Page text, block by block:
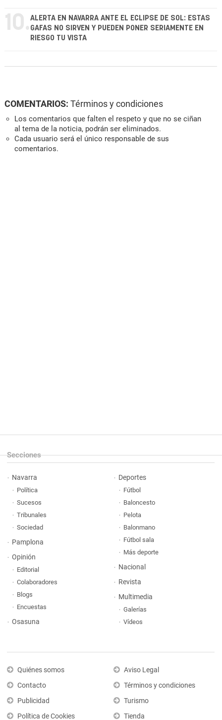
10.ALERTA EN NAVARRA ANTE EL ECLIPSE DE SOL: ESTAS
GAFAS NO SIRVEN Y PUEDEN PONER SERIAMENTE EN
RIESGO TU VISTA
COMENTARIOS: Términos y condiciones
Los comentarios que falten el respeto y que no se ciñan
al tema de la noticia, podrán ser eliminados.
Cada usuario será el único responsable de sus
comentarios.
Secciones
Navarra
Política
Sucesos
Tribunales
Sociedad
Pamplona
Opinión
Editorial
Colaboradores
Blogs
Encuestas
Osasuna
Deportes
Fútbol
Baloncesto
Pelota
Balonmano
Fútbol sala
Más deporte
Nacional
Revista
Multimedia
Galerías
Vídeos
Quiénes somos
Contacto
Publicidad
Política de Cookies
Aviso Legal
Términos y condiciones
Turismo
Tienda